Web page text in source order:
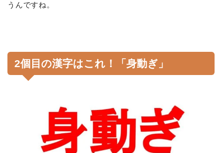
うんですね。
2個目の漢字はこれ！「身動ぎ」